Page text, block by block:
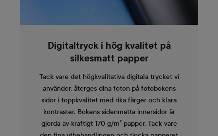
Digitaltryck i hög kvalitet på
silkesmatt papper
Tack vare det högkvalitativa digitala trycket vi
använder, återges dina foton på fotobokens
sidor i toppkvalitet med rika färger och klara
kontraster. Bokens sidenmatta innersidor är
gjorda av kraftigt 170 g/m² papper. Tack vare